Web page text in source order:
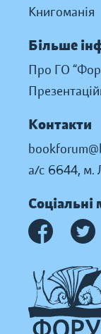
Книгоманія
Більше
Про ГО
Контакти
а/с 6644, м.
Соціальні